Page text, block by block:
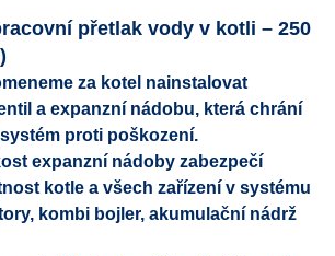
přetlak vody v kotli – 250
za kotel nainstalovat
a expanzní nádobu, která chrání
proti poškození.
expanzní nádoby zabezpečí
kotle a všech zařízení v systému
kombi bojler, akumulační nádrž